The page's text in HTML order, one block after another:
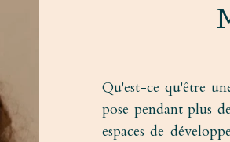
Qu'est-ce qu'être
pose pendant plus
espaces de